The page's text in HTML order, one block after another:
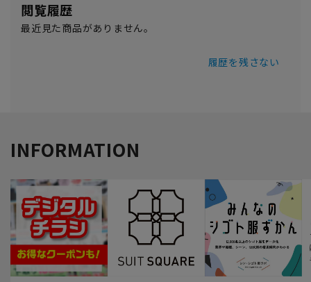
閲覧履歴
最近見た商品がありません。
履歴を残さない
INFORMATION